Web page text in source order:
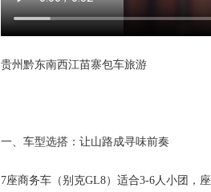
贵州黔东南西江苗寨包车旅游
一、车型选搭：让山路成寻味前奏
7座商务车（别克GL8）适合3-6人小团，